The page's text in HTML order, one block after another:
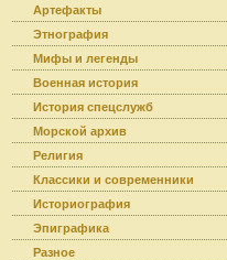
Артефакты
Этнография
Мифы и легенды
Военная история
История спецслужб
Морской архив
Религия
Классики и современники
Историография
Эпиграфика
Разное